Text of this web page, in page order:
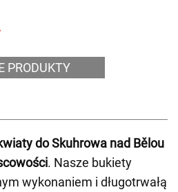
PRODUKTY
do Skuhrowa nad Bělou
. Nasze bukiety
wykonaniem i długotrwałą